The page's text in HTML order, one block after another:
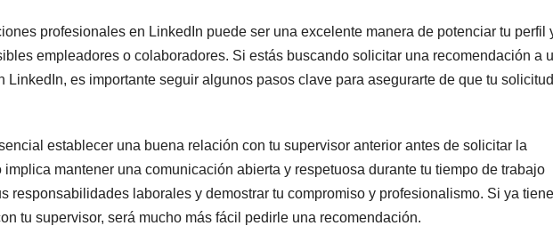
profesionales en LinkedIn puede ser una excelente manera de potenciar tu perfil
empleadores o colaboradores. Si estás buscando solicitar una recomendación a
LinkedIn, es importante seguir algunos pasos clave para asegurarte de que tu solicitud
establecer una buena relación con tu supervisor anterior antes de solicitar la
implica mantener una comunicación abierta y respetuosa durante tu tiempo de trabajo
responsabilidades laborales y demostrar tu compromiso y profesionalismo. Si ya
tu supervisor, será mucho más fácil pedirle una recomendación.